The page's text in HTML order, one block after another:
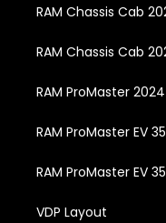
RAM Chassis Cab
RAM Chassis Cab
RAM ProMaster
RAM ProMaster EV
RAM ProMaster EV
VDP Layout